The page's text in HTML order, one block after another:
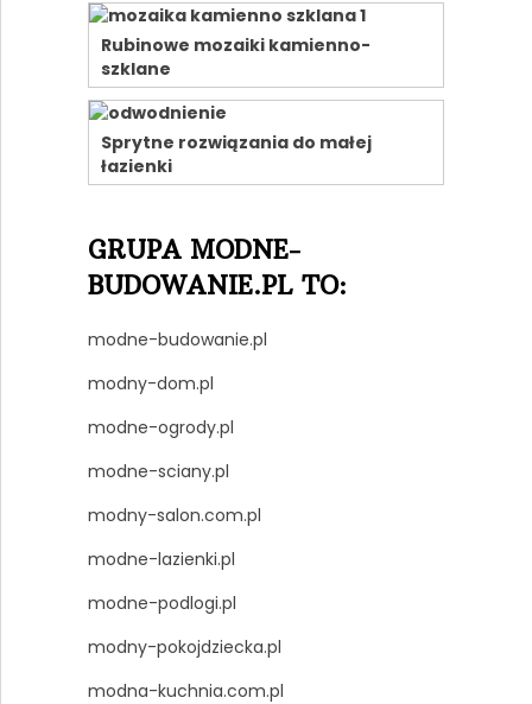
Rubinowe mozaiki kamienno-
szklane
Sprytne rozwiązania do małej
łazienki
GRUPA MODNE-
BUDOWANIE.PL TO:
modne-budowanie.pl
modny-dom.pl
modne-ogrody.pl
modne-sciany.pl
modny-salon.com.pl
modne-lazienki.pl
modne-podlogi.pl
modny-pokojdziecka.pl
modna-kuchnia.com.pl